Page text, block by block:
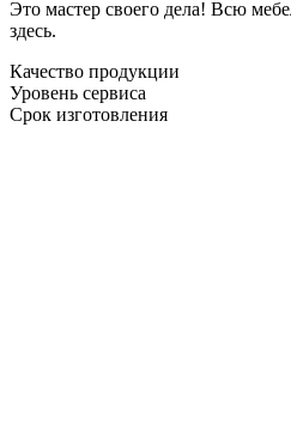
Это мастер своего дела! Всю
здесь.
Качество продукции
Уровень сервиса
Срок изготовления